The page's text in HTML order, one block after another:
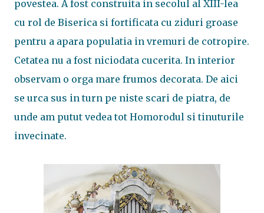
povestea. A fost construita in secolul al XIII-lea
cu rol de Biserica si fortificata cu ziduri groase
pentru a apara populatia in vremuri de cotropire.
Cetatea nu a fost niciodata cucerita. In interior
observam o orga mare frumos decorata. De aici
se urca sus in turn pe niste scari de piatra, de
unde am putut vedea tot Homorodul si tinuturile
invecinate.